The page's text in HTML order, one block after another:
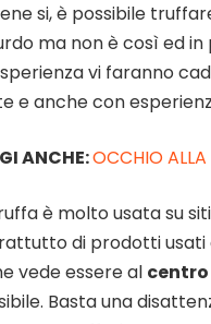
si, è possibile
ma non è così ed
vi faranno
e anche con
ANCHE:OCCHIO ALLA
è molto usata su
di prodotti usati
vede essere al
Basta una